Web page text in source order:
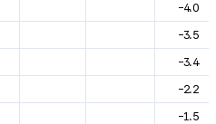
-4.0
-3.5
-3.4
-2.2
-1.5